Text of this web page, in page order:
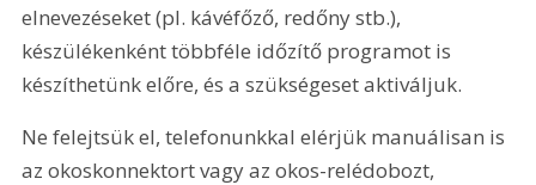
elnevezéseket (pl. kávéfőző, redőny stb.),
készülékenként többféle időzítő programot is
készíthetünk előre, és a szükségeset aktiváljuk.
Ne felejtsük el, telefonunkkal elérjük manuálisan is
az okoskonnektort vagy az okos-relédobozt,